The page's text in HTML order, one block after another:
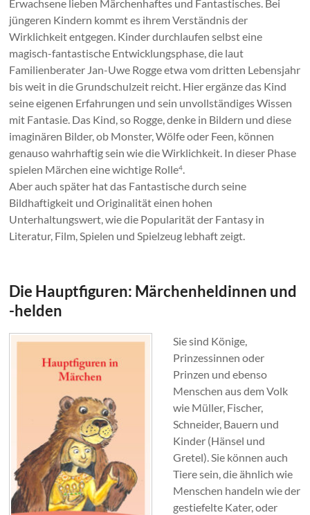
Erwachsene lieben Märchenhaftes und Fantastisches. Bei
jüngeren Kindern kommt es ihrem Verständnis der
Wirklichkeit entgegen. Kinder durchlaufen selbst eine
magisch-fantastische Entwicklungsphase, die laut
Familienberater Jan-Uwe Rogge etwa vom dritten Lebensjahr
bis weit in die Grundschulzeit reicht. Hier ergänze das Kind
seine eigenen Erfahrungen und sein unvollständiges Wissen
mit Fantasie. Das Kind, so Rogge, denke in Bildern und diese
imaginären Bilder, ob Monster, Wölfe oder Feen, können
genauso wahrhaftig sein wie die Wirklichkeit. In dieser Phase
spielen Märchen eine wichtige Rolle4.
Aber auch später hat das Fantastische durch seine
Bildhaftigkeit und Originalität einen hohen
Unterhaltungswert, wie die Popularität der Fantasy in
Literatur, Film, Spielen und Spielzeug lebhaft zeigt.
Die Hauptfiguren: Märchenheldinnen und
-helden
Sie sind Könige,
Prinzessinnen oder
Prinzen und ebenso
Menschen aus dem Volk
wie Müller, Fischer,
Schneider, Bauern und
Kinder (Hänsel und
Gretel). Sie können auch
Tiere sein, die ähnlich wie
Menschen handeln wie der
gestiefelte Kater, oder